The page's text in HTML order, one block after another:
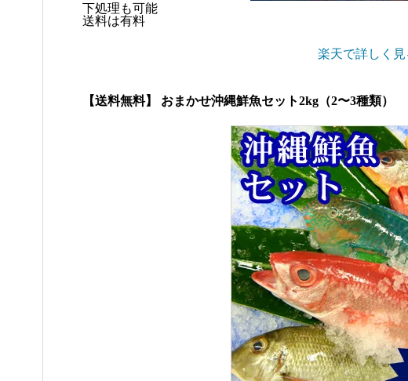
下処理も可能
送料は有料
楽天で詳しく見
【送料無料】 おまかせ沖縄鮮魚セット2kg（2〜3種類）